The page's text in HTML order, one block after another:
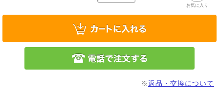
お気に入り
※返品・交換について